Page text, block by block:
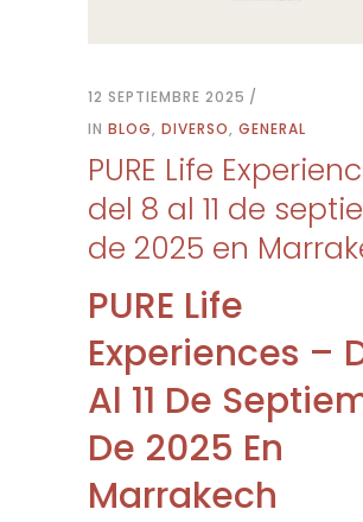
12 SEPTIEMBRE 2025
IN BLOG, DIVERSO, GENERAL
PURE Life
del 8 al 11 de
de 2025 en
PURE Life
Experiences –
Al 11 De
De 2025 En
Marrakech